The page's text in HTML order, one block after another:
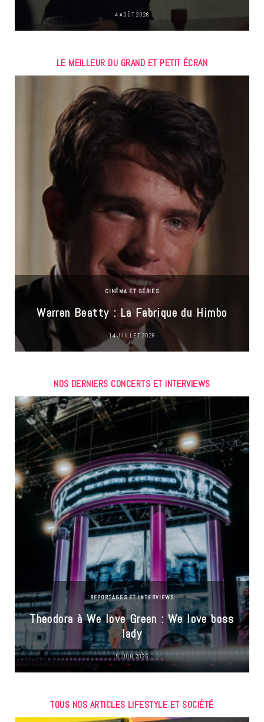
4 AOÛT 2026
LE MEILLEUR DU GRAND ET PETIT ÉCRAN
CINÉMA ET SÉRIES
Warren Beatty : La Fabrique du Himbo
14 JUILLET 2026
NOS DERNIERS CONCERTS ET INTERVIEWS
REPORTAGES ET INTERVIEWS
Theodora à We love Green : We love boss
lady
9 JUIN 2026
TOUS NOS ARTICLES LIFESTYLE ET SOCIÉTÉ